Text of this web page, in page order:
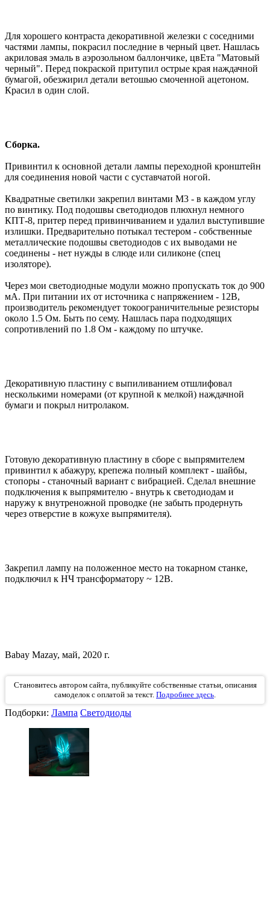
Для хорошего контраста декоративной железки с соседними
частями лампы, покрасил последние в черный цвет. Нашлась
акриловая эмаль в аэрозольном баллончике, цвЕта "Матовый
черный". Перед покраской притупил острые края наждачной
бумагой, обезжирил детали ветошью смоченной ацетоном.
Красил в один слой.
Сборка.
Привинтил к основной детали лампы переходной кронштейн
для соединения новой части с суставчатой ногой.
Квадратные светилки закрепил винтами М3 - в каждом углу
по винтику. Под подошвы светодиодов плюхнул немного
КПТ-8, притер перед привинчиванием и удалил выступившие
излишки. Предварительно потыкал тестером - собственные
металлические подошвы светодиодов с их выводами не
соединены - нет нужды в слюде или силиконе (спец
изоляторе).
Через мои светодиодные модули можно пропускать ток до 900
мА. При питании их от источника с напряжением - 12В,
производитель рекомендует токоограничительные резисторы
около 1.5 Ом. Быть по сему. Нашлась пара подходящих
сопротивлений по 1.8 Ом - каждому по штучке.
Декоративную пластину с выпиливанием отшлифовал
несколькими номерами (от крупной к мелкой) наждачной
бумаги и покрыл нитролаком.
Готовую декоративную пластину в сборе с выпрямителем
привинтил к абажуру, крепежа полный комплект - шайбы,
стопоры - станочный вариант с вибрацией. Сделал внешние
подключения к выпрямителю - внутрь к светодиодам и
наружу к внутреножной проводке (не забыть продернуть
через отверстие в кожухе выпрямителя).
Закрепил лампу на положенное место на токарном станке,
подключил к НЧ трансформатору ~ 12В.
Babay Mazay, май, 2020 г.
Становитесь автором сайта, публикуйте собственные статьи, описания
самоделок с оплатой за текст. Подробнее здесь.
Подборки: Лампа Светодиоды